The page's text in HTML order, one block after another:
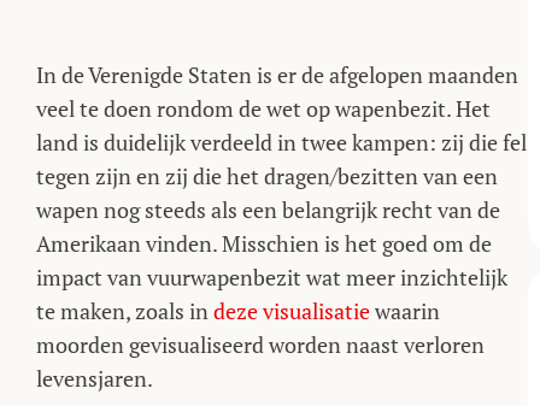
In de Verenigde Staten is er de afgelopen maanden
veel te doen rondom de wet op wapenbezit. Het
land is duidelijk verdeeld in twee kampen: zij die fel
tegen zijn en zij die het dragen/bezitten van een
wapen nog steeds als een belangrijk recht van de
Amerikaan vinden. Misschien is het goed om de
impact van vuurwapenbezit wat meer inzichtelijk
te maken, zoals indeze visualisatiewaarin
moorden gevisualiseerd worden naast verloren
levensjaren.